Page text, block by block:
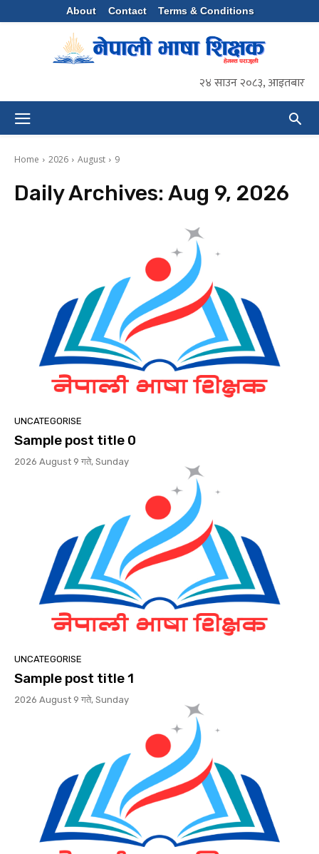
About Contact Terms & Conditions
२४ साउन २०८३, आइतबार
Home 2026 August 9
Daily Archives: Aug 9, 2026
UNCATEGORISE
Sample post title 0
2026 August 9 गते, Sunday
UNCATEGORISE
Sample post title 1
2026 August 9 गते, Sunday